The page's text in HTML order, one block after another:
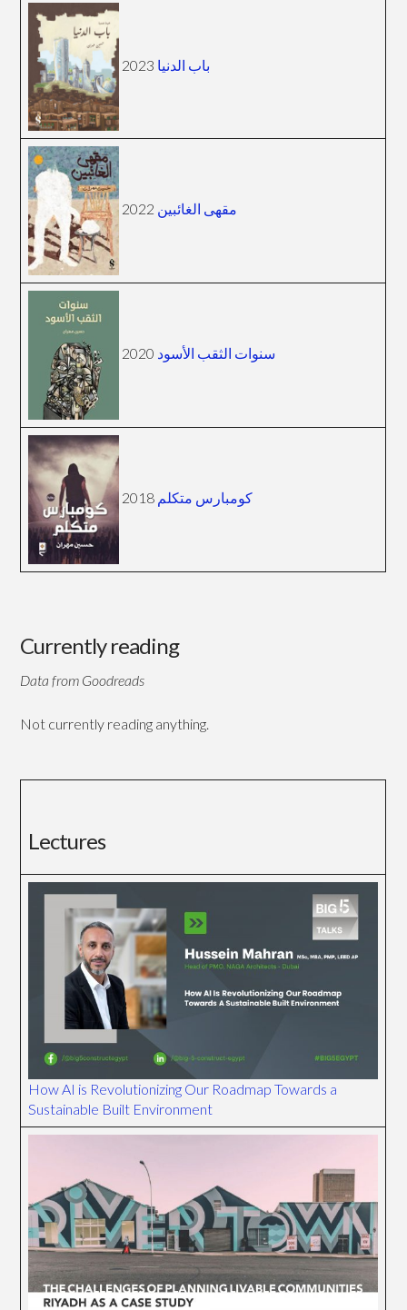
باب الدنيا
مقهى الغائبين
سنوات الثقب الأسود
كومبارس متكلم
Currently reading
Data from Goodreads
Not currently reading anything.
Lectures
How AI is Revolutionizing Our Roadmap Towards a
Sustainable Built Environment